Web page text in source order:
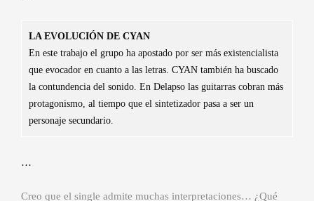
LA EVOLUCIÓN DE CYAN
En este trabajo el grupo ha apostado por ser más existencialista
que evocador en cuanto a las letras. CYAN también ha buscado
la contundencia del sonido. En Delapso las guitarras cobran más
protagonismo, al tiempo que el sintetizador pasa a ser un
personaje secundario.
…
Creo que el single admite muchas interpretaciones… ¿Qué